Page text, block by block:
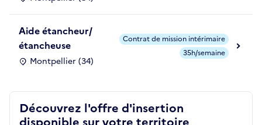
Aide étancheur/
étancheuse
Montpellier (34)
Contrat de mission intérimaire
35h/semaine
Découvrez l'offre d'insertion